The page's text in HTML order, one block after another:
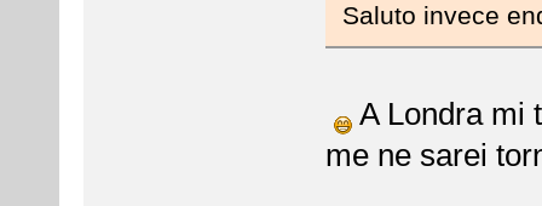
Saluto invece
A Londra mi
me ne sarei